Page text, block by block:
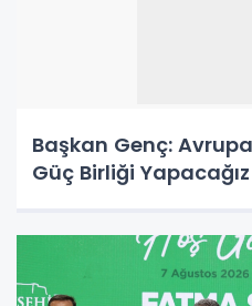
Başkan Genç:
Güç Birliği Yapacağız